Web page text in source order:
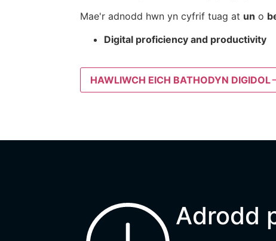
Mae'r adnodd hwn yn cyfrif tuag at un o
Digital proficiency and productivity
HAWLIWCH EICH BATHODYN DIGIDOL
Adrodd